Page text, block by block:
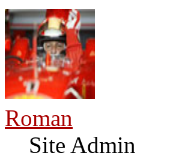
Roman
Site Admin